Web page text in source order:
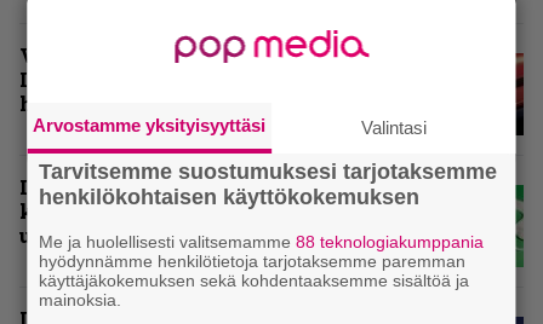
Vuoden 2025 raskaimmat –
Infernon toimituskunnan
henkilökohtaiset suosikit
Inferno valikoi vuoden 2025
kovimmat levyt – tässä
ulkomaisten kärkikymmenikkö
Arvostamme yksityisyyttäsi Valintasi
Tarvitsemme suostumuksesi tarjotaksemme
henkilökohtaisen käyttökokemuksen
Me ja huolellisesti valitsemamme88 teknologiakumppania
hyödynnämme henkilötietoja tarjotaksemme paremman
käyttäjäkokemuksen sekä kohdentaaksemme sisältöä ja
mainoksia.